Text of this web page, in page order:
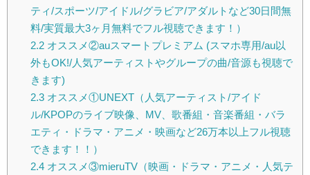
ティ/スポーツ/アイドル/グラビア/アダルトなど30日間無
料/実質最大3ヶ月無料でフル視聴できます！）
2.2オススメ②auスマートプレミアム (スマホ専用/au以
外もOK!/人気アーティストやグループの曲/音源も視聴で
きます)
2.3オススメ①UNEXT（人気アーティスト/アイド
ル/KPOPのライブ映像、MV、歌番組・音楽番組・バラ
エティ・ドラマ・アニメ・映画など26万本以上フル視聴
できます！！）
2.4オススメ③mieruTV（映画・ドラマ・アニメ・人気テ